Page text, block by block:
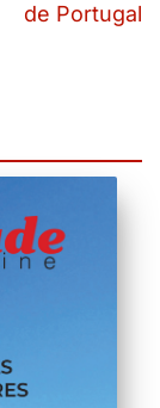
de Portugal